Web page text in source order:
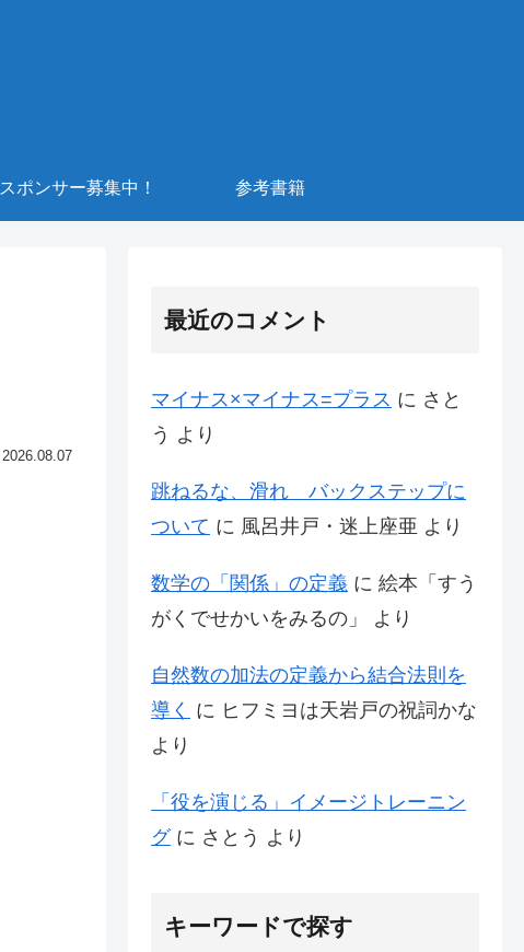
スポンサー募集中！ 参考書籍
2026.08.07
最近のコメント
マイナス×マイナス=プラス に さと
う より
跳ねるな、滑れ バックステップに
ついて に 風呂井戸・迷上座亜 より
数学の「関係」の定義 に 絵本「すう
がくでせかいをみるの」
より
自然数の加法の定義から結合法則を
導く に ヒフミヨは天岩戸の祝詞かな
より
「役を演じる」イメージトレーニン
グに さとう より
キーワードで探す